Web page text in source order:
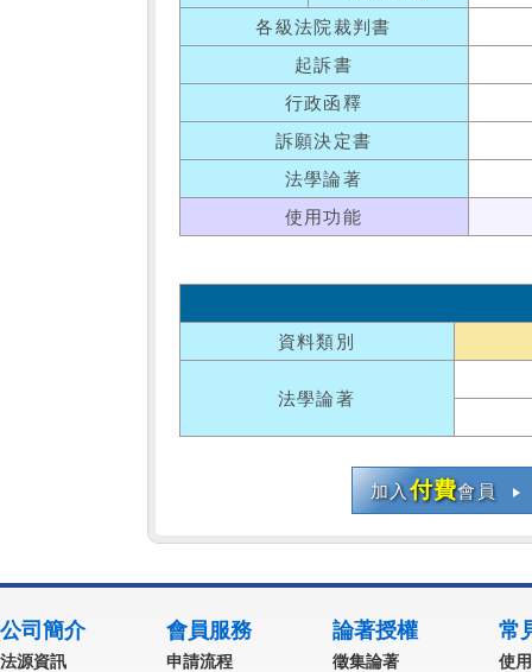
各級法院裁判書
起訴書
行政函釋
訴願決定書
法學論著
使用功能
資料類別
法學論著
加入付費會員
公司簡介
法源資訊
會員服務
申請流程
論著授權
徵集論著
常
使